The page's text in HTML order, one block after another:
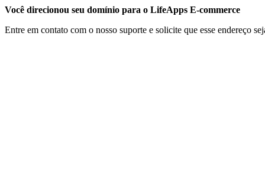
Você direcionou seu domínio para o LifeApps E-commerce
Entre em contato com o nosso suporte e solicite que esse endereço